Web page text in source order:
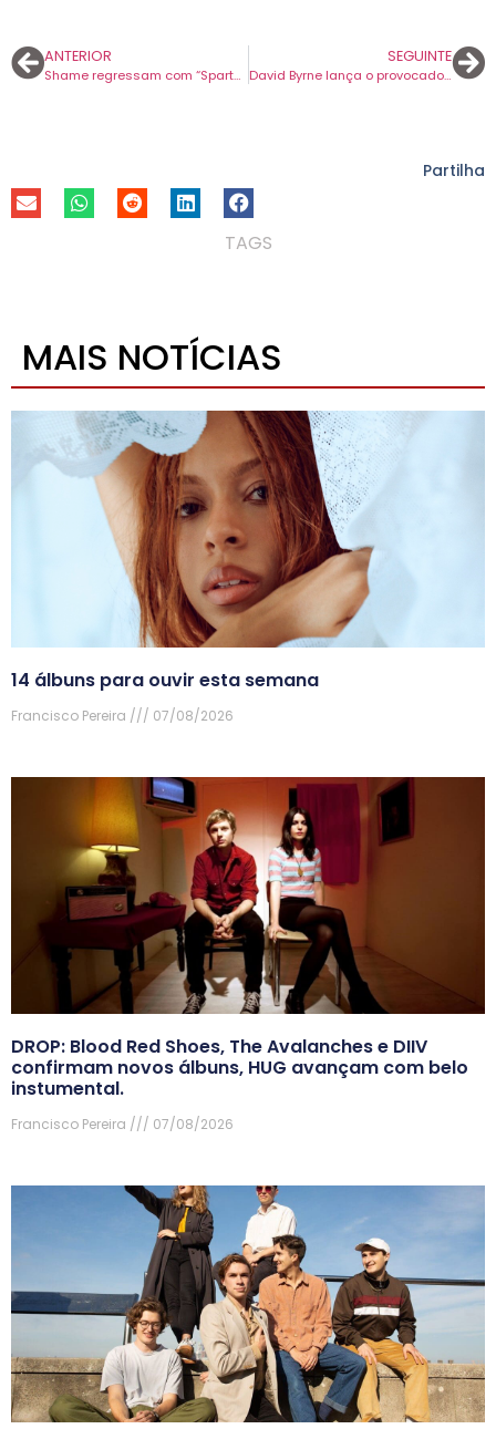
ANTERIOR
Shame regressam com “Spartak”, terceiro avanço para o novo álbum ‘Cutthroat’.
SEGUINTE
David Byrne lança o provocador “The Avant Garde”, terceiro avanço do álbum ‘Who Is the Sky?’.
Partilha
TAGS
MAIS NOTÍCIAS
14 álbuns para ouvir esta semana
Francisco Pereira 07/08/2026
DROP: Blood Red Shoes, The Avalanches e DIIV
confirmam novos álbuns, HUG avançam com belo
instumental.
Francisco Pereira 07/08/2026